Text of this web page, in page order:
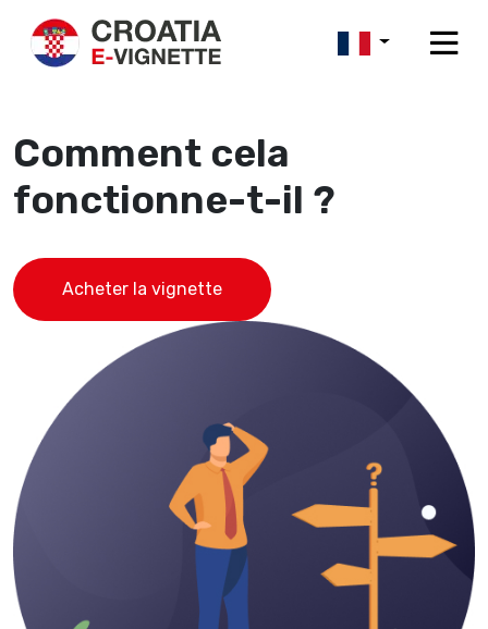
Comment cela
fonctionne-t-il ?
Acheter la vignette